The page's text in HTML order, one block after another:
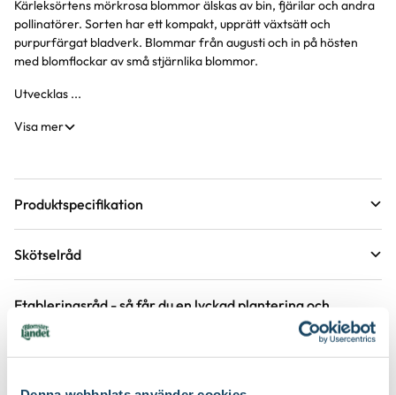
Produktinformation
Kärleksörtens mörkrosa blommor älskas av bin, fjärilar och andra
pollinatörer. Sorten har ett kompakt, upprätt växtsätt och
purpurfärgat bladverk. Blommar från augusti och in på hösten
med blomflockar av små stjärnlika blommor.
Utvecklas ...
Visa mer
Produktspecifikation
Krukstorlek
Höjd på trädgårdsväxter
Växtsätt
Skötselråd
Läge Sol
Övervintringsförmåga
Antal per kvm 7-9 plantor
Etableringsråd - så får du en lyckad plantering och
tillväxt
Håll jorden fuktig det första året, stödvattna därefter under